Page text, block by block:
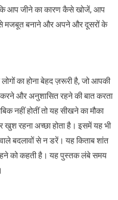
आप जीने का कारण कैसे खोजें, आप
मजबूत बनाने और अपने और दूसरों के
का होना बेहद ज़रूरी है, जो आपकी
और अनुशासित रहने की बात करता
नहीं होतीं तो यह सीखने का मौका
रहना अच्छा होता है। इसमें यह भी
बदलावों से न डरें। यह किताब शांत
को कहती है। यह पुस्तक लंबे समय